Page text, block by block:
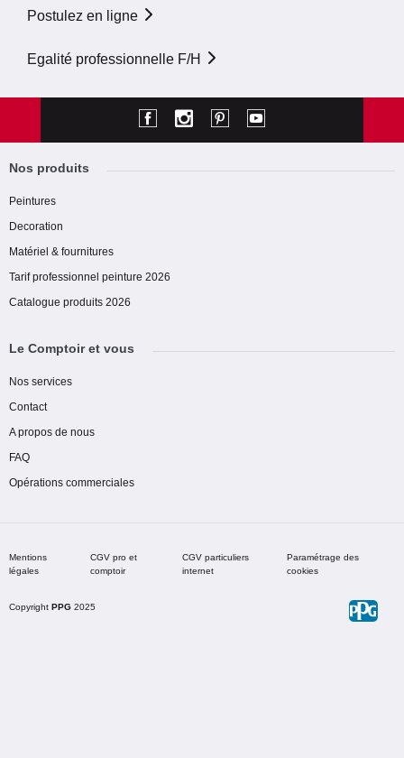
Postulez en ligne
Egalité professionnelle F/H
Nos produits
Peintures
Decoration
Matériel & fournitures
Tarif professionnel peinture 2026
Catalogue produits 2026
Le Comptoir et vous
Nos services
Contact
A propos de nous
FAQ
Opérations commerciales
Mentions
légales
CGV pro et
comptoir
CGV particuliers
internet
Paramétrage des
cookies
Copyright PPG 2025